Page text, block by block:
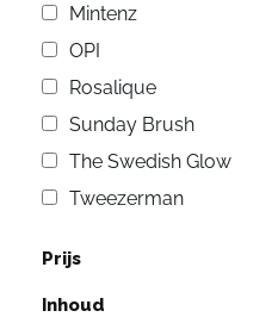
Mintenz
OPI
Rosalique
Sunday Brush
The Swedish Glow
Tweezerman
Prijs
Inhoud